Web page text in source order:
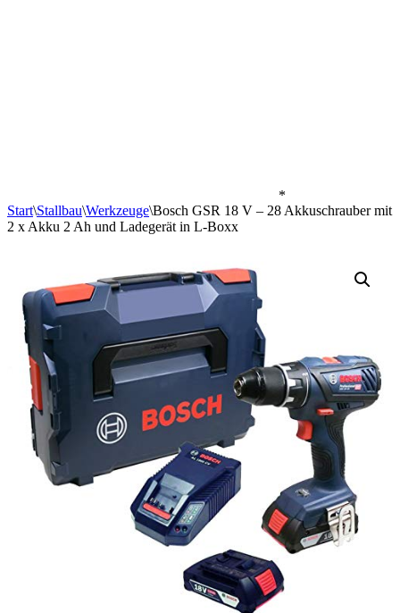
*
Start\Stallbau\Werkzeuge\Bosch GSR 18 V – 28 Akkuschrauber mit
2 x Akku 2 Ah und Ladegerät in L-Boxx